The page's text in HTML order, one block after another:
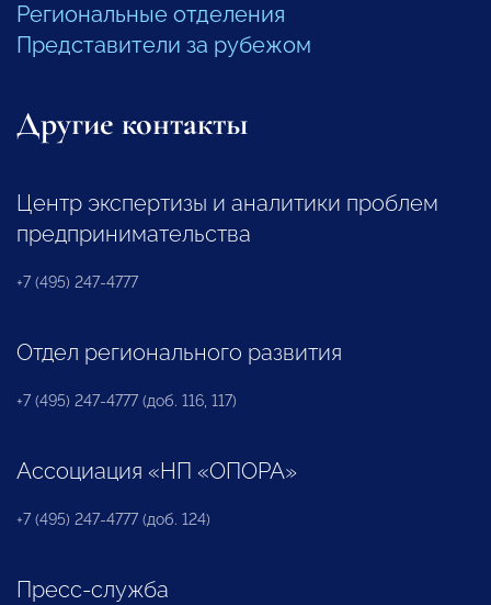
Региональные отделения
Представители за рубежом
Другие контакты
Центр экспертизы и аналитики проблем
предпринимательства
+7 (495) 247-4777
Отдел регионального развития
+7 (495) 247-4777 (доб. 116, 117)
Ассоциация «НП «ОПОРА»
+7 (495) 247-4777 (доб. 124)
Пресс-служба